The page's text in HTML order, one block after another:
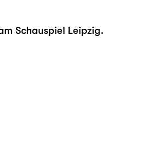
Schauspiel Leipzig.